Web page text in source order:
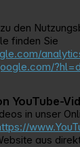
den
finden Sie
YouTube-
in unser
aus